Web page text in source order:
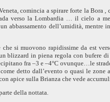
comincia a spirare forte la Bora ,
verso la Lombardia … il cielo a
abbassamento dell’umidità, mentre
si muovono rapidissime da est
blizzard in piena regola con bufere
fra –3 e –4°C ovunque…le
detto dall’evento o quasi le
apice sulla Brianza che vede
della nottata.